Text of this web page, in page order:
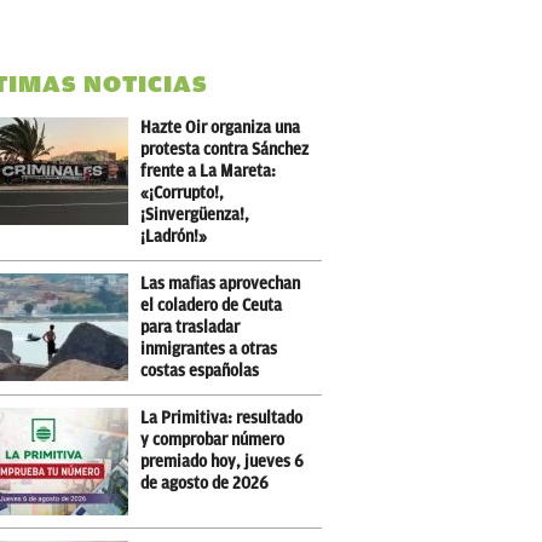
NOTICIAS
Hazte Oir organiza una
protesta contra Sánchez
frente a La Mareta:
«¡Corrupto!,
¡Sinvergüenza!,
¡Ladrón!»
Las mafias aprovechan
el coladero de Ceuta
para trasladar
inmigrantes a otras
costas españolas
La Primitiva: resultado
y comprobar número
premiado hoy, jueves 6
de agosto de 2026